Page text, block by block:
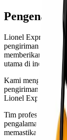
Lionel Express
pengiriman barang
memberikan
utama di industri
Kami
pengiriman.
Lionel Express siap
Tim profesional
pengalaman untuk
memastikan proses